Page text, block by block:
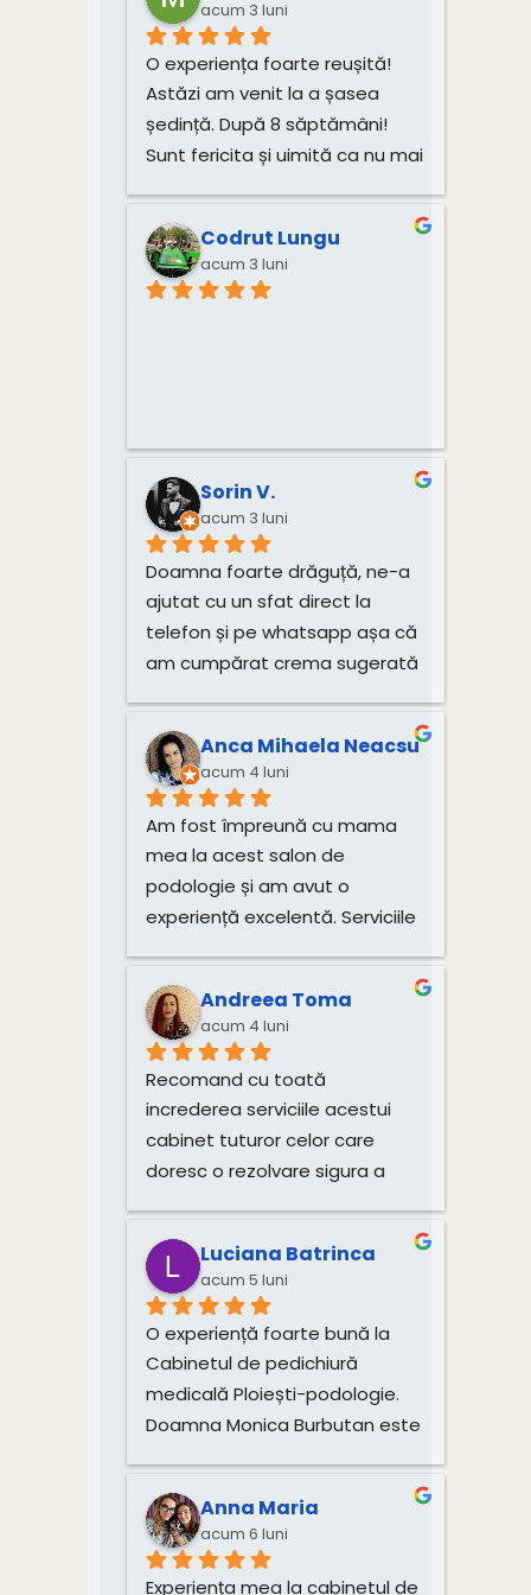
acum 3 luni
O experiența foarte reușită!
Astăzi am venit la a șasea
ședință. După 8 săptămâni!
Sunt fericita și uimită ca nu mai
Codrut Lungu
acum 3 luni
Sorin V.
acum 3 luni
Doamna foarte drăguță, ne-a
ajutat cu un sfat direct la
telefon și pe whatsapp așa că
am cumpărat crema sugerată
Anca Mihaela Neacsu
acum 4 luni
Am fost împreună cu mama
mea la acest salon de
podologie și am avut o
experiență excelentă. Serviciile
impecabil, cu multă grijă și
profesionalism. Atmosfera
este plăcută, iar doamna este
deosebit de amabilă și
atentă.Recomand cu toată
încredere!
Andreea Toma
acum 4 luni
Recomand cu toată
increderea serviciile acestui
cabinet tuturor celor care
doresc o rezolvare sigura a
picioarelor. Multumim!!!
Luciana Batrinca
acum 5 luni
O experiență foarte bună la
Cabinetul de pedichiură
medicală Ploiești-podologie.
Doamna Monica Burbutan este
programare mi-a explicat
foarte clar procedura, durata
vindecării și tarifele, ceea ce
Anna Maria
acum 6 luni
Experiența mea la cabinetul de